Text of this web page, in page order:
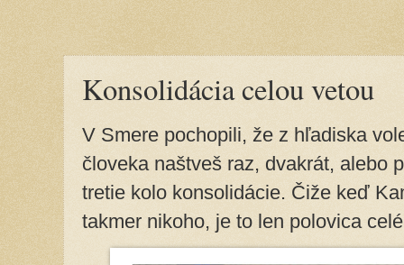
Konsolidácia celou vetou
V Smere pochopili, že z hľadiska
človeka naštveš raz, dvakrát, alebo
tretie kolo konsolidácie. Čiže keď
takmer nikoho, je to len polovica